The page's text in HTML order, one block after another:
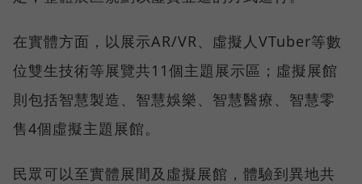
在實體方面，以展示AR/VR、虛擬人VTuber等數
位雙生技術等展覽共11個主題展示區；虛擬展館
則包括智慧製造、智慧娛樂、智慧醫療、智慧零
售4個虛擬主題展館。
民眾可以至實體展間及虛擬展館，體驗到異地共